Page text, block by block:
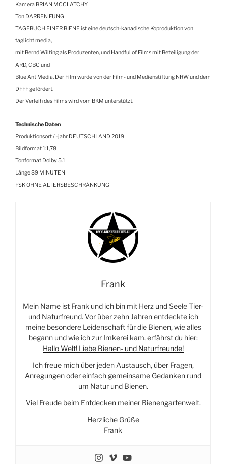
Kamera BRIAN MCCLATCHY
Ton DARREN FUNG
TAGEBUCH EINER BIENE ist eine deutsch-kanadische Koproduktion von
taglicht media,
mit Bernd Wilting als Produzenten, und Handful of Films mit Beteiligung der
ARD, CBC und
Blue Ant Media. Der Film wurde von der Film- und Medienstiftung NRW und dem
DFFF gefördert.
Der Verleih des Films wird vom BKM unterstützt.
Technische Daten
Produktionsort / -jahr DEUTSCHLAND 2019
Bildformat 1:1,78
Tonformat Dolby 5.1
Länge 89 MINUTEN
FSK OHNE ALTERSBESCHRÄNKUNG
Frank
Mein Name ist Frank und ich bin mit Herz und Seele Tier-
und Naturfreund. Vor über zehn Jahren entdeckte ich
meine besondere Leidenschaft für die Bienen, wie alles
begann und wie ich zur Imkerei kam, erfährst du hier:
Hallo Welt! Liebe Bienen- und Naturfreunde!
Ich freue mich über jeden Austausch, über Fragen,
Anregungen oder einfach gemeinsame Gedanken rund
um Natur und Bienen.
Viel Freude beim Entdecken meiner Bienengartenwelt.
Herzliche Grüße
Frank